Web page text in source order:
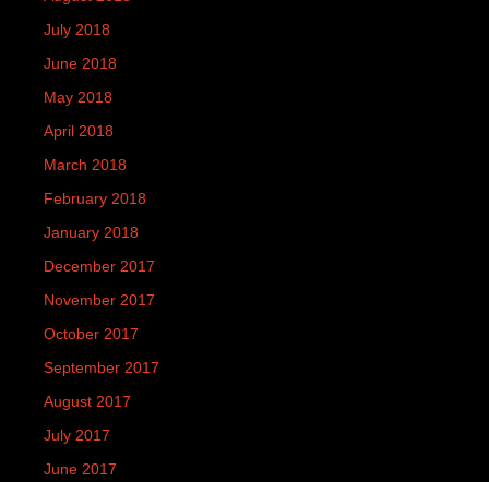
July 2018
June 2018
May 2018
April 2018
March 2018
February 2018
January 2018
December 2017
November 2017
October 2017
September 2017
August 2017
July 2017
June 2017